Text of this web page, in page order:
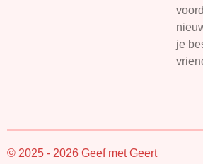
je
© 2025 - 2026 Geef met Geert